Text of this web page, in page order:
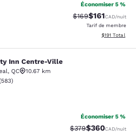
Économiser 5 %
Tarif barré :
$169Tarif réduit :
$161CAD/nuit
Tarif de membre
Afficher les
$191 Total
Ville
Inn Centre-Ville
, QC
10.67 km
Très bon. 583 commentaires
583)
Économiser 5 %
Tarif barré :
$379Tarif réduit :
$360CAD/nuit